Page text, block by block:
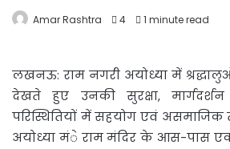
Amar Rashtra 4 1 minute read
लखनऊ: राम नगरी अयोध्या में
देखते हुए उनकी सुरक्षा,
परिस्थितियों में सहयोग एवं
अयोध्या मंे राम मंदिर के आस-पास